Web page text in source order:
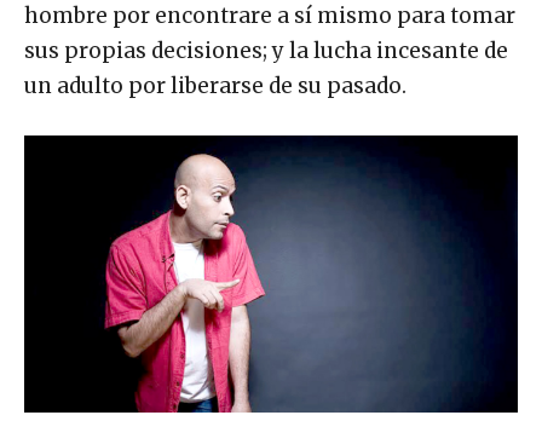
hombre por encontrare a sí mismo para tomar
sus propias decisiones; y la lucha incesante de
un adulto por liberarse de su pasado.